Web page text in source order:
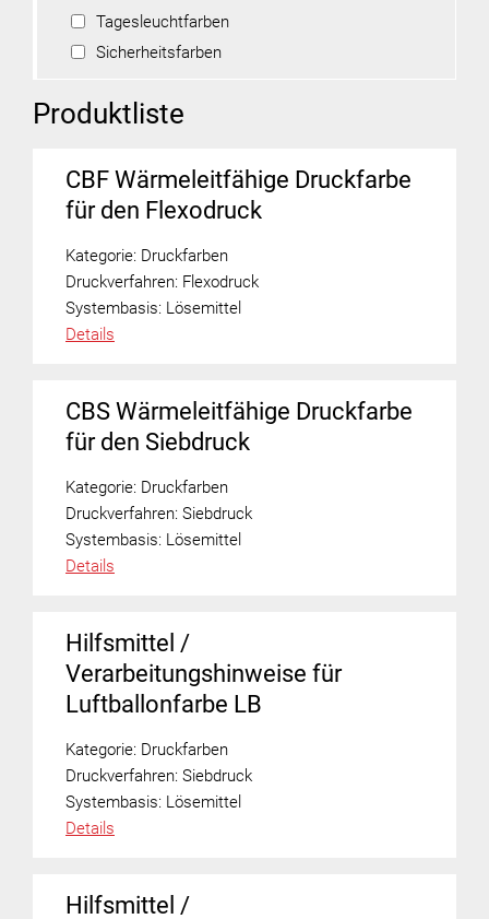
Tagesleuchtfarben
Sicherheitsfarben
Produktliste
CBF Wärmeleitfähige Druckfarbe
für den Flexodruck
Kategorie: Druckfarben
Druckverfahren: Flexodruck
Systembasis: Lösemittel
Details
CBS Wärmeleitfähige Druckfarbe
für den Siebdruck
Kategorie: Druckfarben
Druckverfahren: Siebdruck
Systembasis: Lösemittel
Details
Hilfsmittel /
Verarbeitungshinweise für
Luftballonfarbe LB
Kategorie: Druckfarben
Druckverfahren: Siebdruck
Systembasis: Lösemittel
Details
Hilfsmittel /